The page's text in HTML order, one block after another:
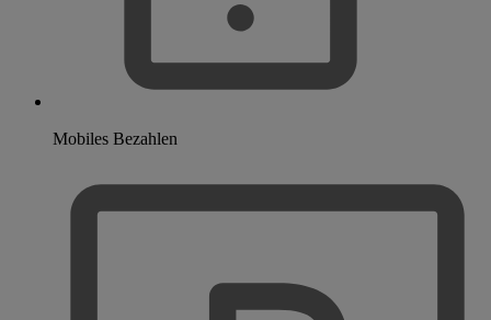
Mobiles Bezahlen